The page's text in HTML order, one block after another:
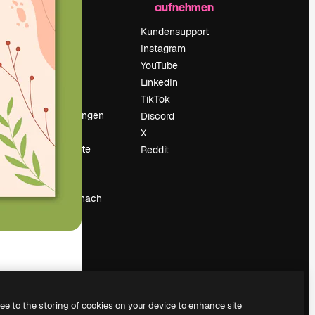
Preise
Über uns
Reviews
Karriere
Suchtrends
Blog
Veranstaltungen
Slidesgo
Deine Inhalte
verkaufen
Pressesaal
Suchst du nach
aufnehmen
Kundensupport
Instagram
YouTube
LinkedIn
TikTok
Discord
X
Reddit
to the storing of cookies on your device to enhance site